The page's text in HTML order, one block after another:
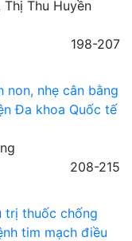
Thị Thu Huyền
198-207
non, nhẹ cân bằng
Đa khoa Quốc tế
208-215
trị thuốc chống
tim mạch điều